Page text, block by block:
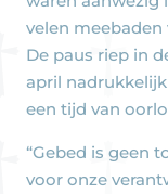
velen meebaden
De paus riep in
april
een tijd van
“Gebed is geen
voor onze